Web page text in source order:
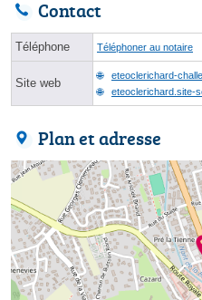
Contact
Téléphone Téléphoner au notaire
Site web
eteoclerichard-
eteoclerichard.site-
Plan et adresse